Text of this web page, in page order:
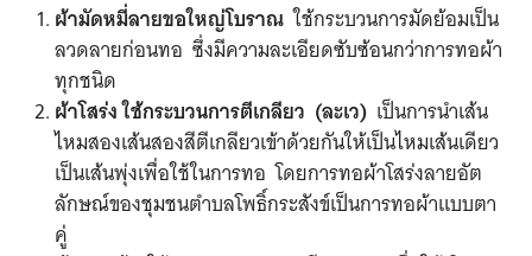
ผ้ามัดหมี่ลายขอใหญ่โบราณใช้กระบวนการมัดย้อมเป็น
ลวดลายก่อนทอ ซึ่งมีความละเอียดซับซ้อนกว่าการทอผ้า
ทุกชนิด
ผ้าโสร่ง ใช้กระบวนการตีเกลียว (ละเว) เป็นการนำเส้น
ไหมสองเส้นสองสีตีเกลียวเข้าด้วยกันให้เป็นไหมเส้นเดียว
เป็นเส้นพุ่งเพื่อใช้ในการทอ โดยการทอผ้าโสร่งลายอัต
ลักษณ์ของชุมชนตำบลโพธิ์กระสังข์เป็นการทอผ้าแบบตา
คู่